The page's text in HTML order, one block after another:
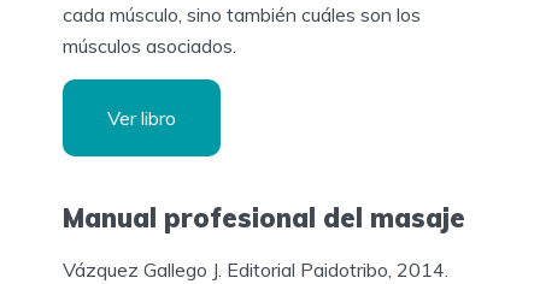
cada músculo, sino también cuáles son los
músculos asociados.
Ver libro
Manual profesional del masaje
Vázquez Gallego J. Editorial Paidotribo, 2014.